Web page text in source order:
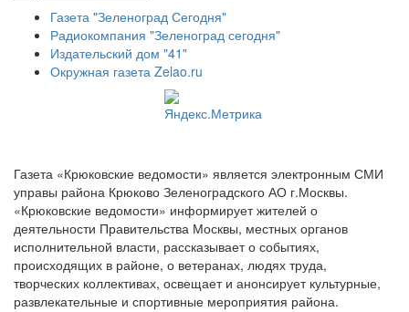
Газета "Зеленоград Сегодня"
Радиокомпания "Зеленоград сегодня"
Издательский дом "41"
Окружная газета Zelao.ru
Газета «Крюковские ведомости» является электронным СМИ
управы района Крюково Зеленоградского АО г.Москвы.
«Крюковские ведомости» информирует жителей о
деятельности Правительства Москвы, местных органов
исполнительной власти, рассказывает о событиях,
происходящих в районе, о ветеранах, людях труда,
творческих коллективах, освещает и анонсирует культурные,
развлекательные и спортивные мероприятия района.